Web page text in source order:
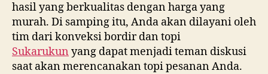
hasil yang berkualitas dengan harga yang
murah. Di samping itu, Anda akan dilayani oleh
tim dari konveksi bordir dan topi
Sukarukun yang dapat menjadi teman diskusi
saat akan merencanakan topi pesanan Anda.